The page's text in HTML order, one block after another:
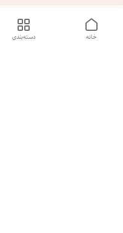
دسته‌بندی خانه